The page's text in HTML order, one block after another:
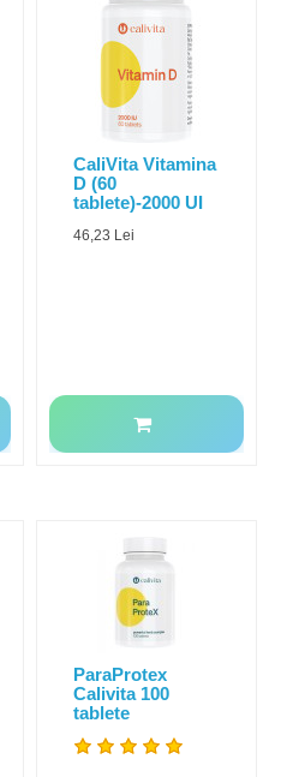
CaliVita Vitamina
D (60
tablete)-2000 UI
46,23 Lei
ParaProtex
Calivita 100
tablete